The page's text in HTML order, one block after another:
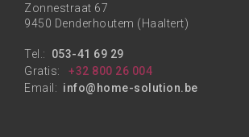
Zonnestraat 67
9450 Denderhoutem (Haaltert)
Tel.: 053-41 69 29
Gratis:
+32 800 26 004
Email: info@home-solution.be